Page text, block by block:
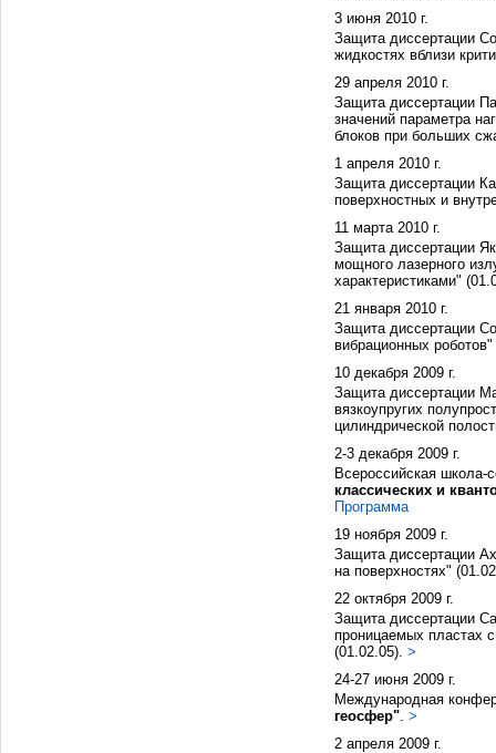
3 июня 2010 г.
Защита диссертации
жидкостях вблизи
29 апреля 2010 г.
Защита диссертации
значений параметра
блоков при больших
1 апреля 2010 г.
Защита диссертации
поверхностных и
11 марта 2010 г.
Защита диссертации
мощного лазерного
характеристиками"
21 января 2010 г.
Защита диссертации
вибрационных
10 декабря 2009 г.
Защита диссертации
вязкоупругих
цилиндрической
2-3 декабря 2009 г.
Всероссийская школа-
классических и
Программа
19 ноября 2009 г.
Защита диссертации
на поверхностях"
22 октября 2009 г.
Защита диссертации
проницаемых пластах
(01.02.05). >
24-27 июня 2009 г.
Международная
геосфер" >
2 апреля 2009 г.